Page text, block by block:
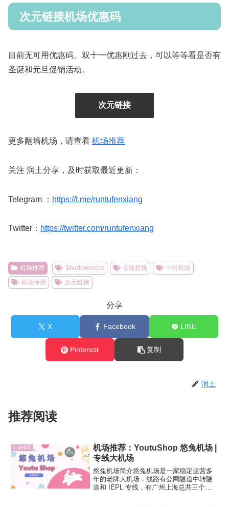
次元链接机场优惠码
目前无可用优惠码。双十一优惠刚过去，可以等等看是否有
圣诞和元旦促销活动。
次元链接
更多翻墙机场，请查看 机场推荐
关注 润土分享，及时获取最近更新：
Telegram ： https://t.me/runtufenxiang
Twitter： https://twitter.com/runtufenxiang
机场推荐 Shadowsocks 专线机场
中转机场
机场评测
次元链接
分享
X Facebook LINE
Pinterest 复制
润土
推荐阅读
机场推荐
机场推荐：YoutuShop 悠兔机场 |
专线大机场
悠兔机场简介悠兔机场是一家稳定运营多
年的老牌大机场，线路有公网隧道中转隧
道和 IEPL 专线，有广州上海总共三个入